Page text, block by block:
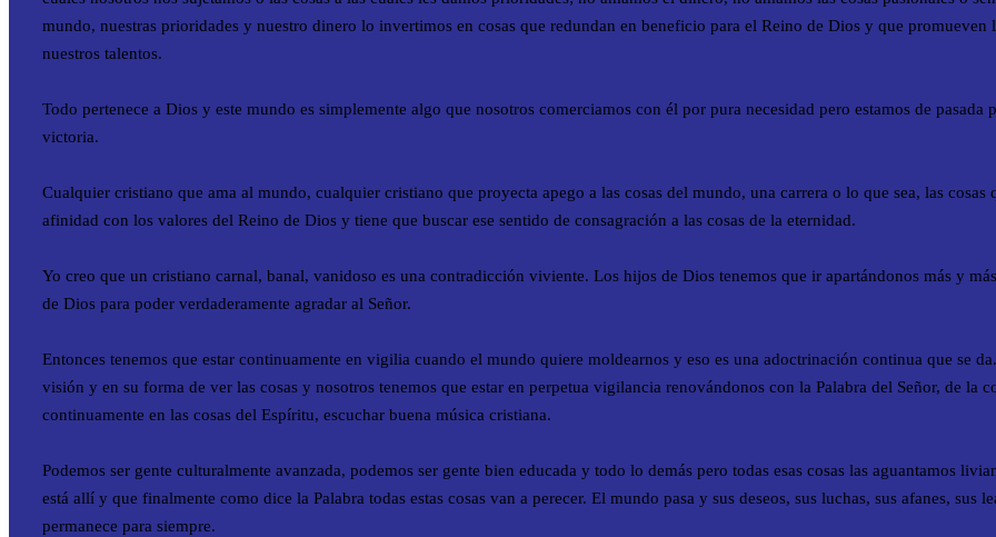
mundo, nuestras prioridades y nuestro dinero lo invertimos en cosas que redundan en beneficio para el Reino de Dios y que promueven
nuestros talentos.
Todo pertenece a Dios y este mundo es simplemente algo que nosotros comerciamos con él por pura necesidad pero estamos de
victoria.
Cualquier cristiano que ama al mundo, cualquier cristiano que proyecta apego a las cosas del mundo, una carrera o lo que sea, las
afinidad con los valores del Reino de Dios y tiene que buscar ese sentido de consagración a las cosas de la eternidad.
Yo creo que un cristiano carnal, banal, vanidoso es una contradicción viviente. Los hijos de Dios tenemos que ir apartándonos más y
de Dios para poder verdaderamente agradar al Señor.
Entonces tenemos que estar continuamente en vigilia cuando el mundo quiere moldearnos y eso es una adoctrinación continua que se
visión y en su forma de ver las cosas y nosotros tenemos que estar en perpetua vigilancia renovándonos con la Palabra del Señor, de la
continuamente en las cosas del Espíritu, escuchar buena música cristiana.
Podemos ser gente culturalmente avanzada, podemos ser gente bien educada y todo lo demás pero todas esas cosas las aguantamos
está allí y que finalmente como dice la Palabra todas estas cosas van a perecer. El mundo pasa y sus deseos, sus luchas, sus afanes, sus
permanece para siempre.